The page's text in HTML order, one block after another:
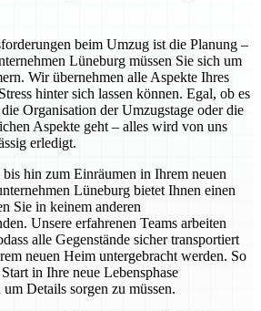
beim Umzug ist die Planung –
Lüneburg müssen Sie sich um
Wir übernehmen alle Aspekte Ihres
hinter sich lassen können. Egal, ob es
Organisation der Umzugstage oder die
Aspekte geht – alles wird von uns
erledigt.
hin zum Einräumen in Ihrem neuen
Lüneburg bietet Ihnen einen
Sie in keinem anderen
Unsere erfahrenen Teams arbeiten
alle Gegenstände sicher transportiert
neuen Heim untergebracht werden. So
in Ihre neue Lebensphase
Details sorgen zu müssen.